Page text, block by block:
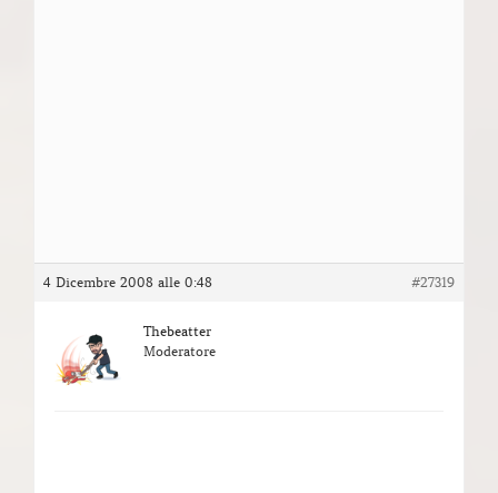
4 Dicembre 2008 alle 0:48 #27319
Thebeatter
Moderatore